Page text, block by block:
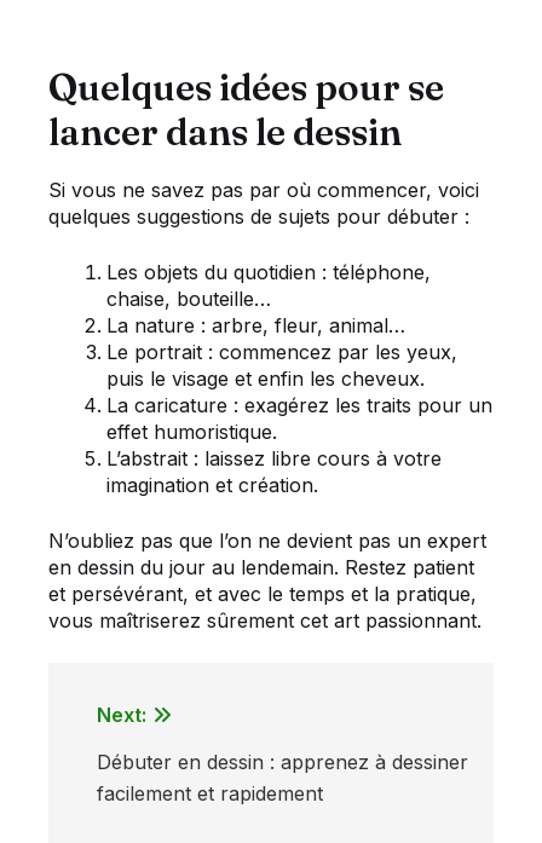
Quelques idées pour se
lancer dans le dessin
Si vous ne savez pas par où commencer, voici
quelques suggestions de sujets pour débuter :
Les objets du quotidien : téléphone,
chaise, bouteille…
La nature : arbre, fleur, animal…
Le portrait : commencez par les yeux,
puis le visage et enfin les cheveux.
La caricature : exagérez les traits pour un
effet humoristique.
L’abstrait : laissez libre cours à votre
imagination et création.
N’oubliez pas que l’on ne devient pas un expert
en dessin du jour au lendemain. Restez patient
et persévérant, et avec le temps et la pratique,
vous maîtriserez sûrement cet art passionnant.
Navigation
de
Next:
Débuter en dessin : apprenez à dessiner
facilement et rapidement